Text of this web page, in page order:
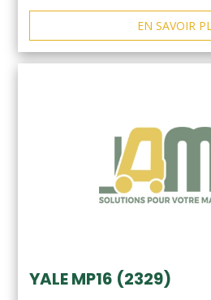
EN SAVOIR
YALE MP16 (2329)